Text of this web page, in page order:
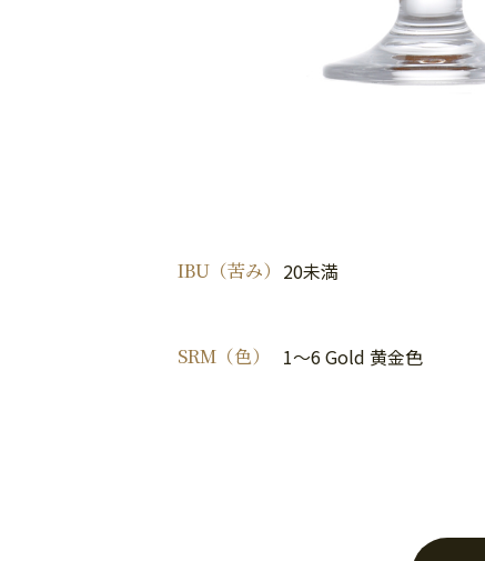
IBU（苦み） 20未満
SRM（色） 1～6 Gold 黄金色